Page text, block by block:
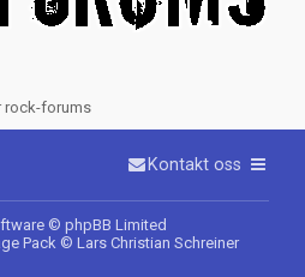
rock-forums
Kontakt oss
© phpBB Limited
Pack © Lars Christian Schreiner